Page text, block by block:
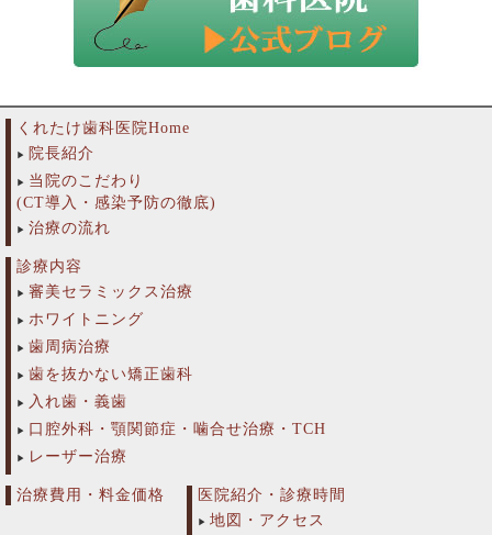
くれたけ歯科医院Home
院長紹介
当院のこだわり
(CT導入・感染予防の徹底)
治療の流れ
診療内容
審美セラミックス治療
ホワイトニング
歯周病治療
歯を抜かない矯正歯科
入れ歯・義歯
口腔外科・顎関節症・噛合せ治療・TCH
レーザー治療
治療費用・料金価格
医院紹介・診療時間
地図・アクセス